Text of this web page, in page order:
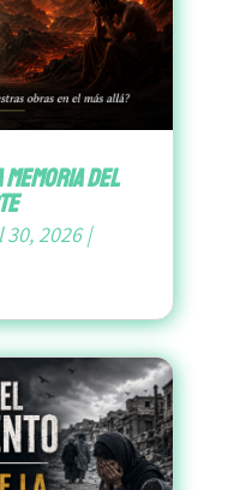
del
30, 2026|